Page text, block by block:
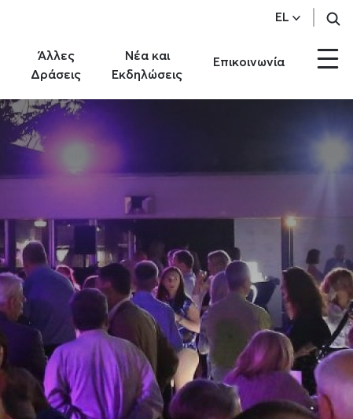
EL
Άλλες
Δράσεις
Νέα και
Εκδηλώσεις
Επικοινωνία